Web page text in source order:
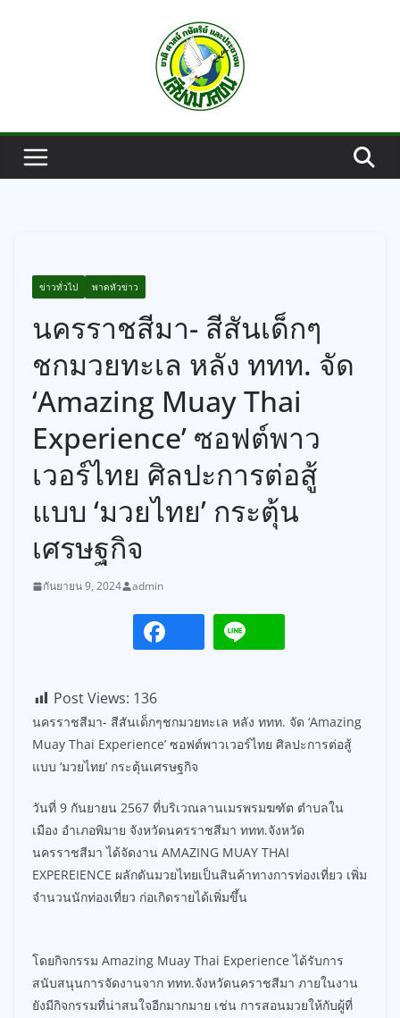
ข่าวทั่วไป พาดหัวข่าว
นครราชสีมา- สีสันเด็กๆ
ชกมวยทะเล หลัง ททท. จัด
‘Amazing Muay Thai
Experience’ ซอฟต์พาว
เวอร์ไทย ศิลปะการต่อสู้
แบบ ‘มวยไทย’ กระตุ้น
เศรษฐกิจ
กันยายน 9, 2024 admin
Post Views: 136
นครราชสีมา- สีสันเด็กๆชกมวยทะเล หลัง ททท. จัด ‘Amazing
Muay Thai Experience’ ซอฟต์พาวเวอร์ไทย ศิลปะการต่อสู้
แบบ ‘มวยไทย’ กระตุ้นเศรษฐกิจ
วันที่ 9 กันยายน 2567 ที่บริเวณลานเมรพรมฆฑัต ตำบลใน
เมือง อำเภอพิมาย จังหวัดนครราชสีมา ททท.จังหวัด
นครราชสีมา ได้จัดงาน AMAZING MUAY THAI
EXPEREIENCE ผลักดันมวยไทยเป็นสินค้าทางการท่องเที่ยว เพิ่ม
จำนวนนักท่องเที่ยว ก่อเกิดรายได้เพิ่มขึ้น
โดยกิจกรรม Amazing Muay Thai Experience ได้รับการ
สนับสนุนการจัดงานจาก ททท.จังหวัดนคราชสีมา ภายในงาน
ยังมีกิจกรรมที่น่าสนใจอีกมากมาย เช่น การสอนมวยให้กับผู้ที่